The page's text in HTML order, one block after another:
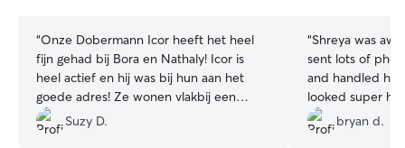
“Onze Dobermann Icor heeft het heel
fijn gehad bij Bora en Nathaly! Icor is
heel actief en hij was bij hun aan het
goede adres! Ze wonen vlakbij een
hondenpark, dus elke dag feest voor
Icor. Er werd goed ingespeeld op zijn
Suzy D.
“Shreya was
sent lots of
and handled his
looked super
whole time,
of mind. I’d
bryan d.